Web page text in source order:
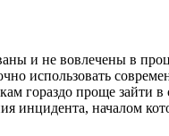
и не вовлечены в
использовать
гораздо проще
началом